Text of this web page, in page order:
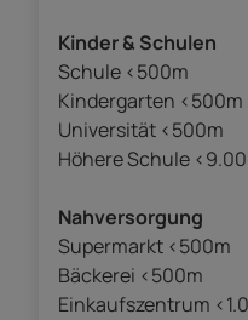
Kinder & Schulen
Schule <500m
Kindergarten <500m
Universität <500m
Höhere Schule
Nahversorgung
Supermarkt <500m
Bäckerei <500m
Einkaufszentrum